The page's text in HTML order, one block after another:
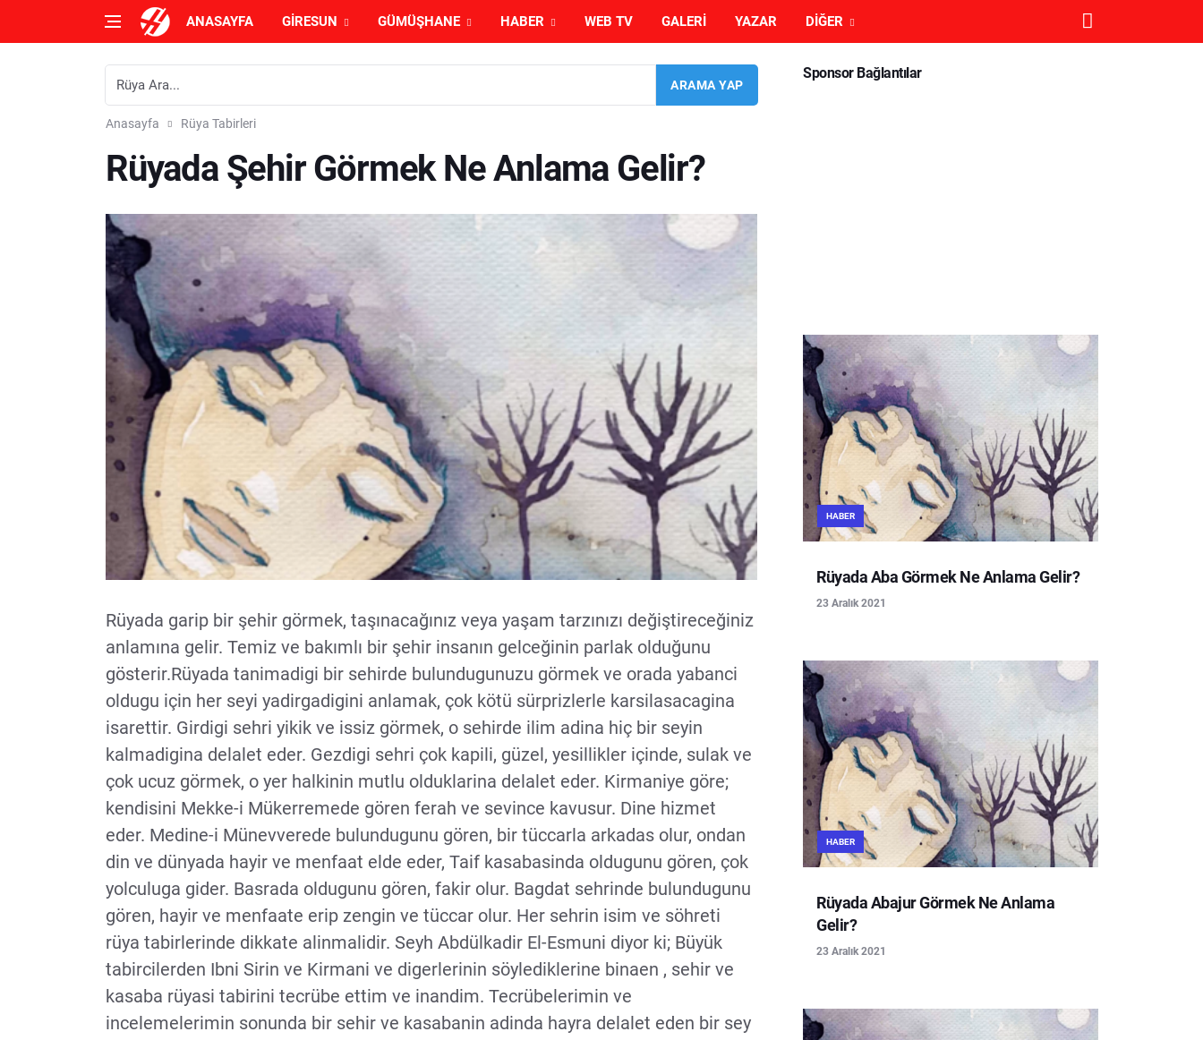
ANASAYFA GIRESUN GÜMÜŞHANE HABER WEB TV GALERI YAZAR DIĞER
Anasayfa Rüya Tabirleri
Rüyada Şehir Görmek Ne Anlama Gelir?
Rüyada garip bir şehir görmek, taşınacağınız veya yaşam tarzınızı değiştireceğiniz
anlamına gelir. Temiz ve bakımlı bir şehir insanın gelceğinin parlak olduğunu
gösterir.Rüyada tanimadigi bir sehirde bulundugunuzu görmek ve orada yabanci
oldugu için her seyi yadirgadigini anlamak, çok kötü sürprizlerle karsilasacagina
isarettir. Girdigi sehri yikik ve issiz görmek, o sehirde ilim adina hiç bir seyin
kalmadigina delalet eder. Gezdigi sehri çok kapili, güzel, yesillikler içinde, sulak ve
çok ucuz görmek, o yer halkinin mutlu olduklarina delalet eder. Kirmaniye göre;
kendisini Mekke-i Mükerremede gören ferah ve sevince kavusur. Dine hizmet
eder. Medine-i Münevverede bulundugunu gören, bir tüccarla arkadas olur, ondan
din ve dünyada hayir ve menfaat elde eder, Taif kasabasinda oldugunu gören, çok
yolculuga gider. Basrada oldugunu gören, fakir olur. Bagdat sehrinde bulundugunu
gören, hayir ve menfaate erip zengin ve tüccar olur. Her sehrin isim ve söhreti
rüya tabirlerinde dikkate alinmalidir. Seyh Abdülkadir El-Esmuni diyor ki; Büyük
tabircilerden Ibni Sirin ve Kirmani ve digerlerinin söylediklerine binaen , sehir ve
kasaba rüyasi tabirini tecrübe ettim ve inandim. Tecrübelerimin ve
incelemelerimin sonunda bir sehir ve kasabanin adinda hayra delalet eden bir sey
Sponsor Bağlantılar
HABER
Rüyada Aba Görmek Ne Anlama Gelir?
23 Aralık 2021
HABER
Rüyada Abajur Görmek Ne Anlama
Gelir?
23 Aralık 2021